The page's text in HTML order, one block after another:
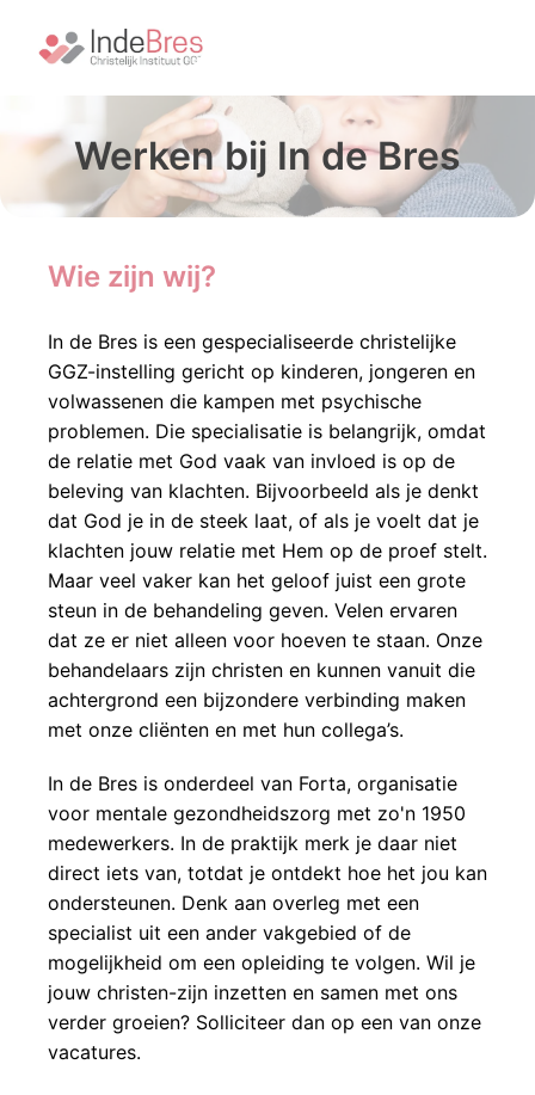
contentHomepagina
Werken bij In de Bres
Wie zijn wij?
In de Bres is een gespecialiseerde christelijke
GGZ-instelling gericht op kinderen, jongeren en
volwassenen die kampen met psychische
problemen. Die specialisatie is belangrijk, omdat
de relatie met God vaak van invloed is op de
beleving van klachten. Bijvoorbeeld als je denkt
dat God je in de steek laat, of als je voelt dat je
klachten jouw relatie met Hem op de proef stelt.
Maar veel vaker kan het geloof juist een grote
steun in de behandeling geven. Velen ervaren
dat ze er niet alleen voor hoeven te staan. Onze
behandelaars zijn christen en kunnen vanuit die
achtergrond een bijzondere verbinding maken
met onze cliënten en met hun collega’s.
In de Bres is onderdeel van Forta, organisatie
voor mentale gezondheidszorg met zo'n 1950
medewerkers. In de praktijk merk je daar niet
direct iets van, totdat je ontdekt hoe het jou kan
ondersteunen. Denk aan overleg met een
specialist uit een ander vakgebied of de
mogelijkheid om een opleiding te volgen. Wil je
jouw christen-zijn inzetten en samen met ons
verder groeien? Solliciteer dan op een van onze
vacatures.